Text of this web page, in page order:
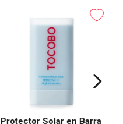
Protector Solar en Barra